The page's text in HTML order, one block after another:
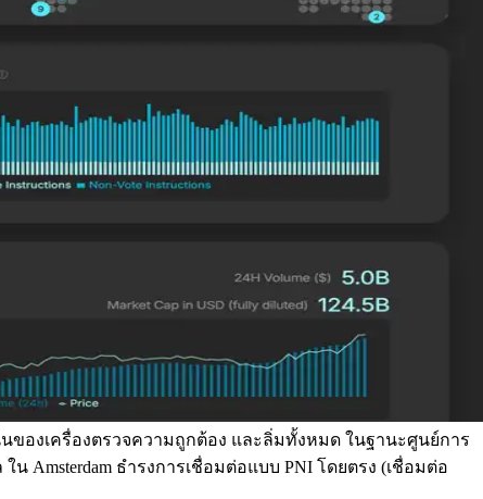
นของเครื่องตรวจความถูกต้อง และลิ่มทั้งหมด ในฐานะศูนย์การ
Amsterdam ธํารงการเชื่อมต่อแบบ PNI โดยตรง (เชื่อมต่อ